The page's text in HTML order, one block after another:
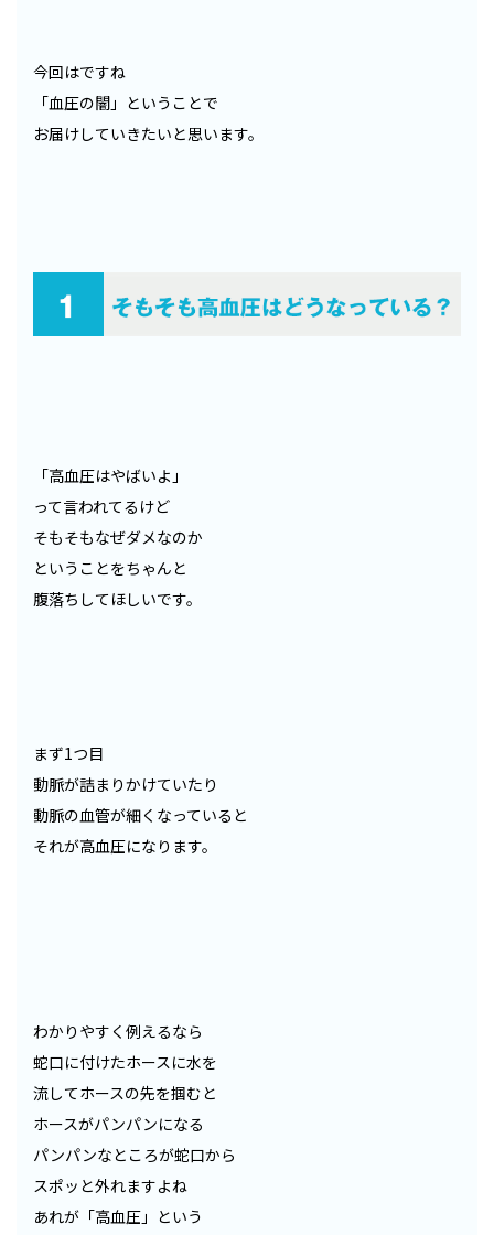
今回はですね
「血圧の闇」ということで
お届けしていきたいと思います。
「高血圧はやばいよ」
って言われてるけど
そもそもなぜダメなのか
ということをちゃんと
腹落ちしてほしいです。
まず1つ目
動脈が詰まりかけていたり
動脈の血管が細くなっていると
それが高血圧になります。
わかりやすく例えるなら
蛇口に付けたホースに水を
流してホースの先を掴むと
ホースがパンパンになる
パンパンなところが蛇口から
スポッと外れますよね
あれが「高血圧」という